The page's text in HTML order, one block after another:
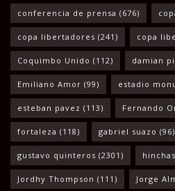
conferencia de prensa (676)
copa libertadores (241) copa
Coquimbo Unido (112) damian
Emiliano Amor (99) estadio
esteban pavez (113) Fernando
fortaleza (118) gabriel suazo (96)
gustavo quinteros (2301) hinchas
Jordhy Thompson (111) Jorge